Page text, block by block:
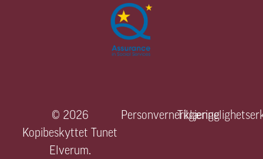
© 2026
Kopibeskyttet Tunet
Elverum.
Personvernerklæring